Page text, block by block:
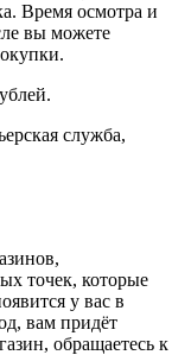
Время осмотра и
вы можете
служба,
точек, которые
у вас в
вам придёт
обращаетесь к